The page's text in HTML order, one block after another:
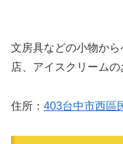
文房具などの小物か
店、アイスクリームの
住所： 403台中市西區